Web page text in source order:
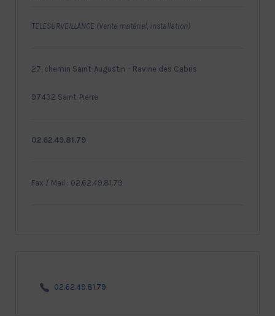
TELESURVEILLANCE (Vente matériel, installation)
27, chemin Saint-Augustin – Ravine des Cabris
97432 Saint-Pierre
02.62.49.81.79
Fax / Mail : 02.62.49.81.79
02.62.49.81.79